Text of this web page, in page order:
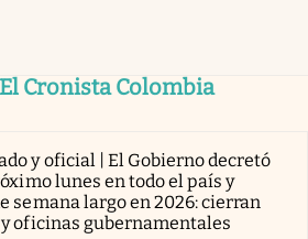
Cronista Colombia
y oficial | El Gobierno decretó
lunes en todo el país y
semana largo en 2026: cierran
oficinas gubernamentales